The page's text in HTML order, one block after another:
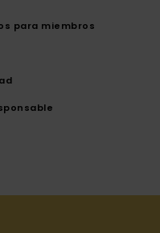
para miembros